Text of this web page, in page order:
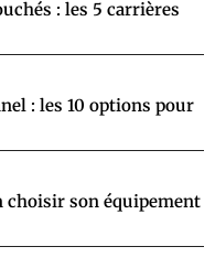
: les 5 carrières
: les 10 options pour
choisir son équipement